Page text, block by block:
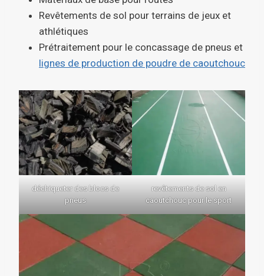
Revêtements de sol pour terrains de jeux et
athlétiques
Prétraitement pour le concassage de pneus et
lignes de production de poudre de caoutchouc
déchiqueter des blocs de
pneus
revêtements de sol en
caoutchouc pour le sport